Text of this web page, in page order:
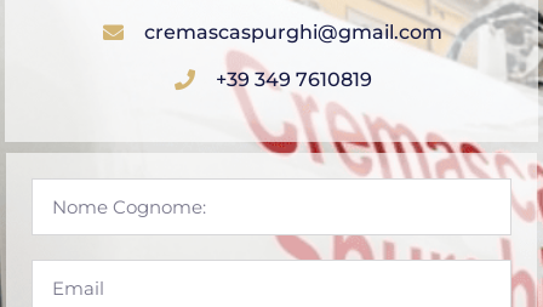
cremascaspurghi@gmail.com
+39 349 7610819